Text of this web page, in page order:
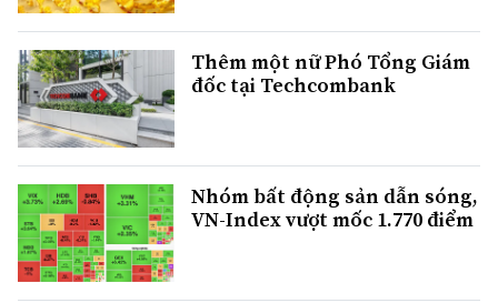
Thêm một nữ Phó Tổng Giám
đốc tại Techcombank
Nhóm bất động sản dẫn sóng,
VN-Index vượt mốc 1.770 điểm